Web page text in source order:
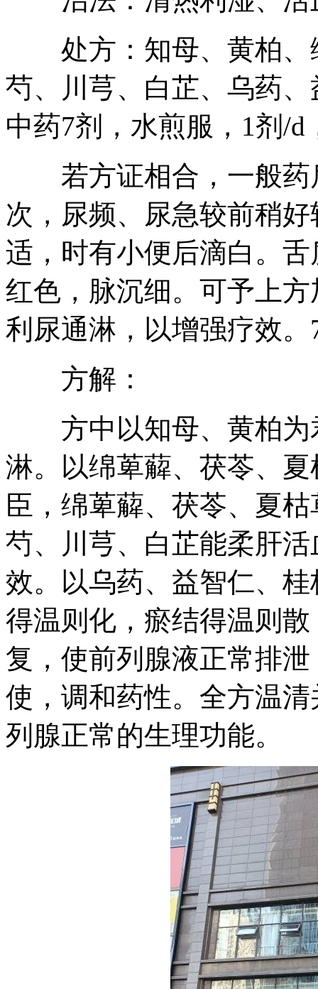
处方：知母、黄柏、
芍、川芎、白芷、乌药
中药7剂，水煎服，1剂/d
若方证相合，一般药
次，尿频、尿急较前稍
适，时有小便后滴白。
红色，脉沉细。可予上
利尿通淋，以增强疗效
方解：
方中以知母、黄柏为
淋。以绵萆薢、茯苓、
臣，绵萆薢、茯苓、夏
芍、川芎、白芷能柔肝
效。以乌药、益智仁、
得温则化，瘀结得温则
复，使前列腺液正常排
使，调和药性。全方温
列腺正常的生理功能。